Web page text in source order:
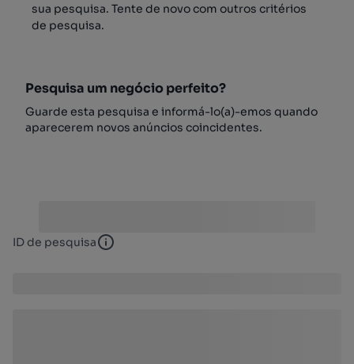
sua pesquisa. Tente de novo com outros critérios
de pesquisa.
Pesquisa um negócio perfeito?
Guarde esta pesquisa e informá-lo(a)-emos quando
aparecerem novos anúncios coincidentes.
ID de pesquisa ID de pesquisa